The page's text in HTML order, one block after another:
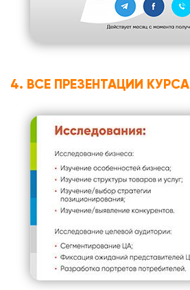
4. ВСЕ ПРЕЗЕНТАЦИИ КУРСА